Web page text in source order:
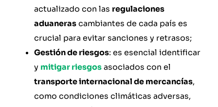
actualizado con las regulaciones
aduanerascambiantes de cada país es
crucial para evitar sanciones y retrasos;
Gestión de riesgos: es esencial identificar
y mitigar riesgosasociados con el
transporte internacional de mercancías,
como condiciones climáticas adversas,